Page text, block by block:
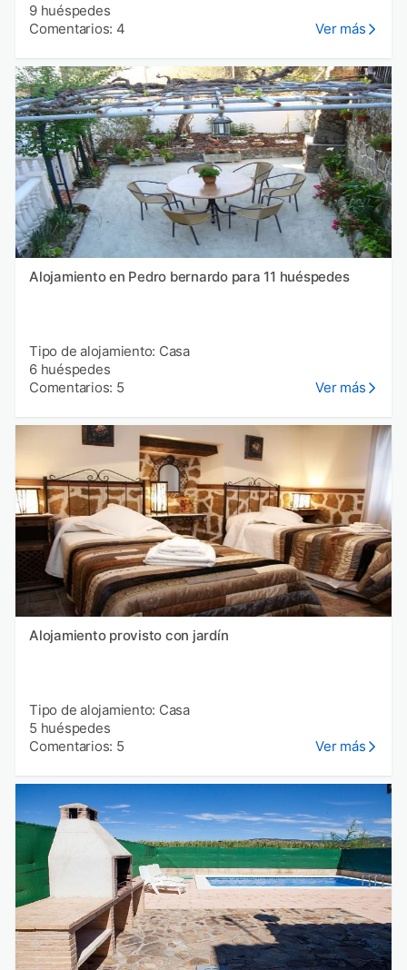
9 huéspedes
Comentarios: 4
Ver más
Alojamiento en Pedro bernardo para 11 huéspedes
Tipo de alojamiento: Casa
6 huéspedes
Comentarios: 5
Ver más
Alojamiento provisto con jardín
Tipo de alojamiento: Casa
5 huéspedes
Comentarios: 5
Ver más